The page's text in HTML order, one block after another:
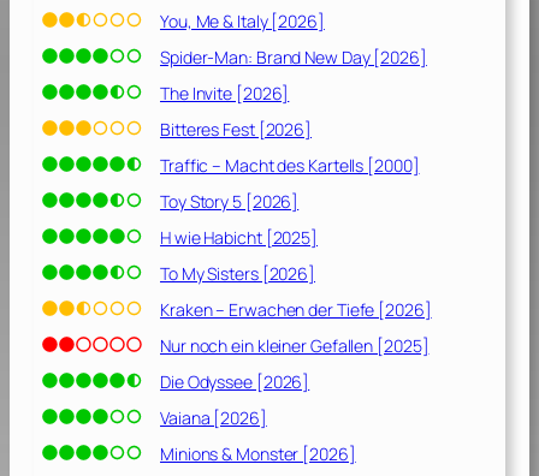
8
1
]
You, Me & Italy [2026]
Spider-Man: Brand New Day [2026]
The Invite [2026]
Bitteres Fest [2026]
Traffic – Macht des Kartells [2000]
Toy Story 5 [2026]
H wie Habicht [2025]
To My Sisters [2026]
Kraken – Erwachen der Tiefe [2026]
Nur noch ein kleiner Gefallen [2025]
Die Odyssee [2026]
Vaiana [2026]
Minions & Monster [2026]